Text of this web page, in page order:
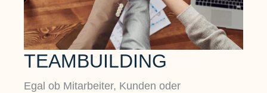
TEAMBUILDING
Egal ob Mitarbeiter, Kunden oder